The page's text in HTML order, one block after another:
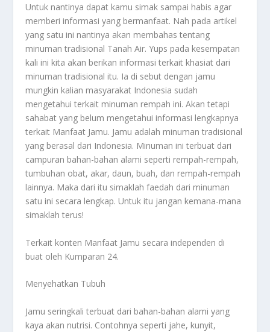
Untuk nantinya dapat kamu simak sampai habis agar
memberi informasi yang bermanfaat. Nah pada artikel
yang satu ini nantinya akan membahas tentang
minuman tradisional Tanah Air. Yups pada kesempatan
kali ini kita akan berikan informasi terkait khasiat dari
minuman tradisional itu. Ia di sebut dengan jamu
mungkin kalian masyarakat Indonesia sudah
mengetahui terkait minuman rempah ini. Akan tetapi
sahabat yang belum mengetahui informasi lengkapnya
terkait Manfaat Jamu. Jamu adalah minuman tradisional
yang berasal dari Indonesia. Minuman ini terbuat dari
campuran bahan-bahan alami seperti rempah-rempah,
tumbuhan obat, akar, daun, buah, dan rempah-rempah
lainnya. Maka dari itu simaklah faedah dari minuman
satu ini secara lengkap. Untuk itu jangan kemana-mana
simaklah terus!
Terkait konten Manfaat Jamu secara independen di
buat oleh Kumparan 24.
Menyehatkan Tubuh
Jamu seringkali terbuat dari bahan-bahan alami yang
kaya akan nutrisi. Contohnya seperti jahe, kunyit,